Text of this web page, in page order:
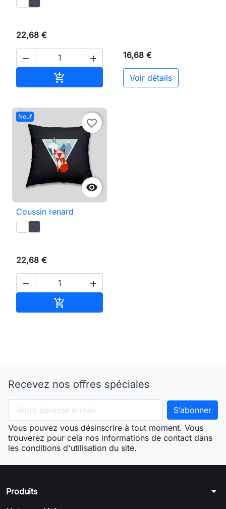
22,68 €
 
 Ajouter au panier
16,68 €
Voir détails
Neuf

favorite_border
Coussin renard
22,68 €
 

Recevez nos offres spéciales
Vous pouvez vous désinscrire à tout moment. Vous
trouverez pour cela nos informations de contact dans
les conditions d'utilisation du site.
Produits arrow_drop_down